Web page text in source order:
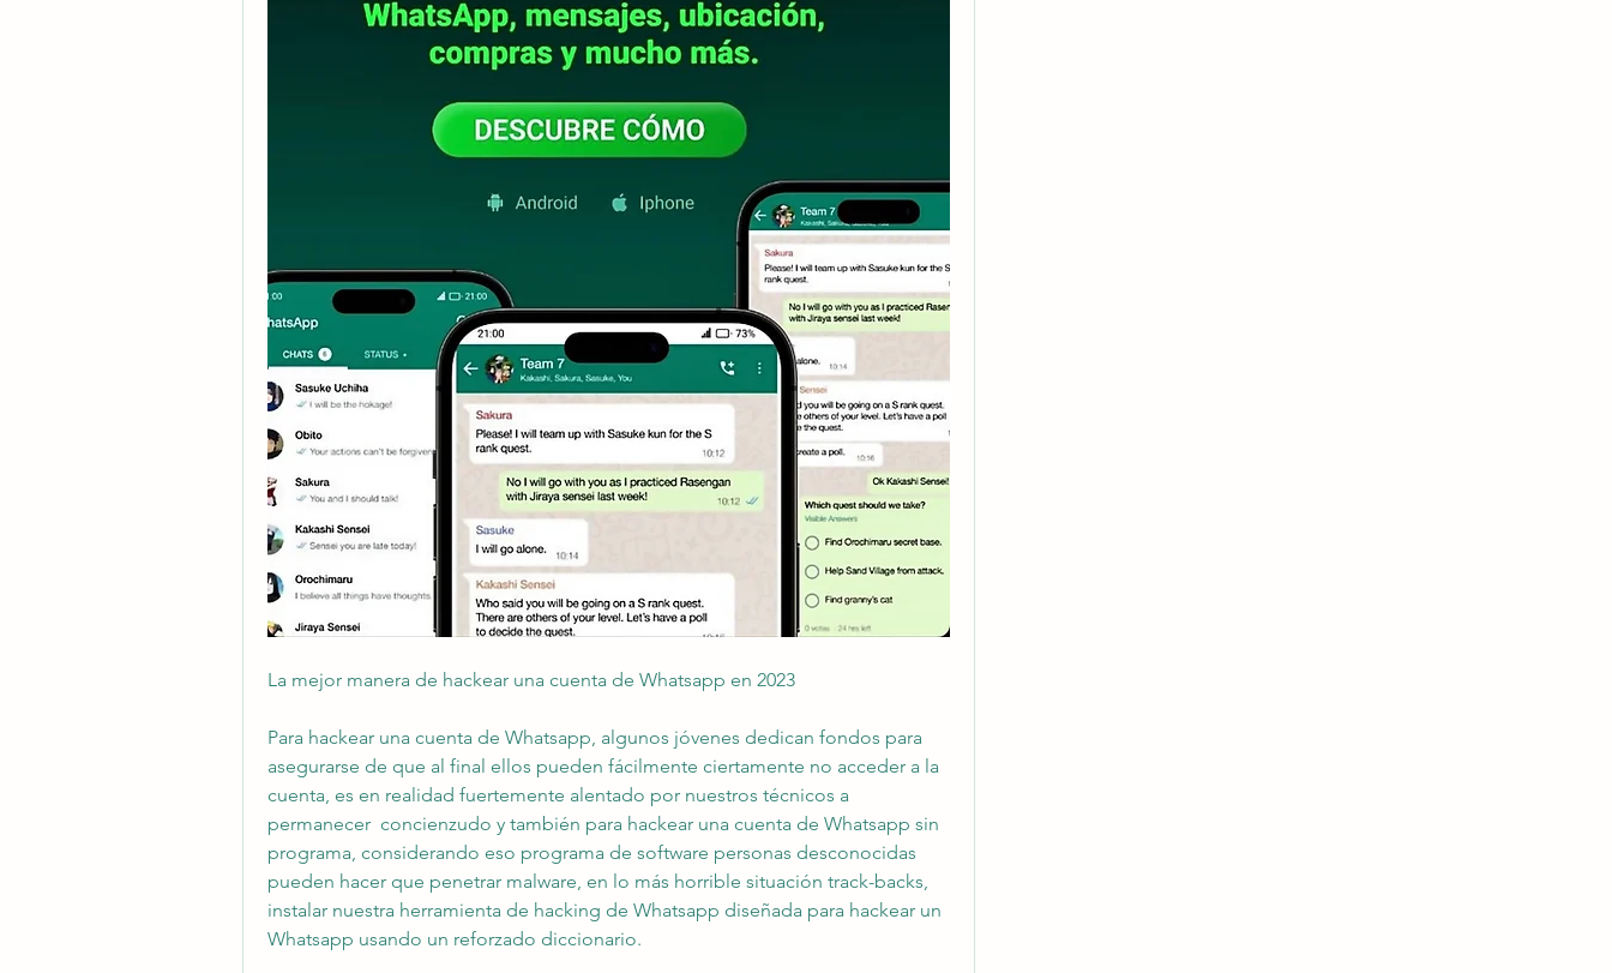
La mejor manera de hackear una cuenta de Whatsapp en 2023
Para hackear una cuenta de Whatsapp, algunos jóvenes dedican fondos para
asegurarse de que al final ellos pueden fácilmente ciertamente no acceder a la
cuenta, es en realidad fuertemente alentado por nuestros técnicos a
permanecer  concienzudo y también para hackear una cuenta de Whatsapp sin
programa, considerando eso programa de software personas desconocidas
pueden hacer que penetrar malware, en lo más horrible situación track-backs,
instalar nuestra herramienta de hacking de Whatsapp diseñada para hackear un
Whatsapp usando un reforzado diccionario.